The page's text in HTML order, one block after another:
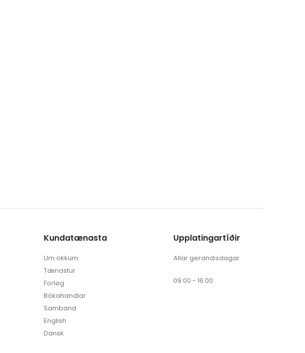
Kundatænasta
Um okkum
Tænastur
Forløg
Bókahandlar
Samband
English
Dansk
Upplatingartíðir
Allar gerandisdagar
09.00 - 16.00